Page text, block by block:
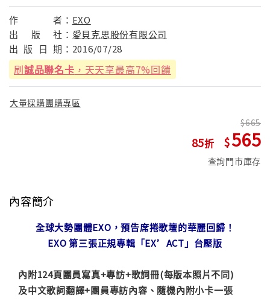
作 者： EXO
出
版 社： 愛貝克思股份有限公司
出 版 日 期： 2016/07/28
刷誠品聯名卡 ，天天享最高7%回饋
大量採購團購專區
85
665
565
查詢門市庫存
內容簡介
全球大勢團體EXO，預告席捲歌壇的華麗回歸！
EXO 第三張正規專輯「EX’ACT」台壓版
內附124頁團員寫真+專訪+歌詞冊(每版本照片不同)
及中文歌詞翻譯+團員專訪內容、隨機內附小卡一張